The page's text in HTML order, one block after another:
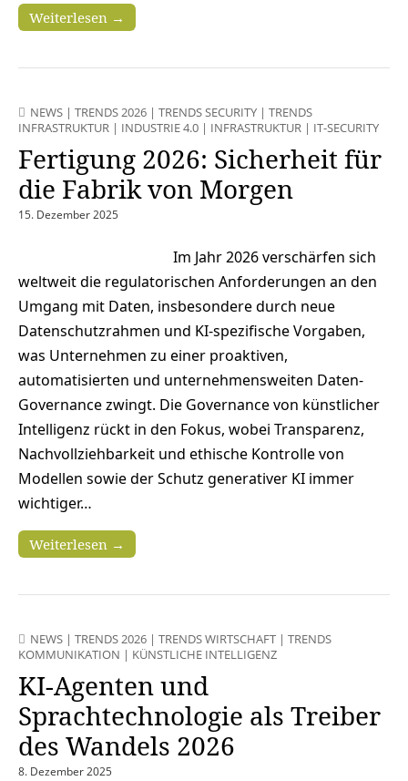
Weiterlesen →
NEWS | TRENDS 2026 | TRENDS SECURITY | TRENDS
INFRASTRUKTUR | INDUSTRIE 4.0 | INFRASTRUKTUR | IT-SECURITY
Fertigung 2026: Sicherheit für
die Fabrik von Morgen
15. Dezember 2025
Im Jahr 2026 verschärfen sich
weltweit die regulatorischen Anforderungen an den
Umgang mit Daten, insbesondere durch neue
Datenschutzrahmen und KI-spezifische Vorgaben,
was Unternehmen zu einer proaktiven,
automatisierten und unternehmensweiten Daten-
Governance zwingt. Die Governance von künstlicher
Intelligenz rückt in den Fokus, wobei Transparenz,
Nachvollziehbarkeit und ethische Kontrolle von
Modellen sowie der Schutz generativer KI immer
wichtiger…
Weiterlesen →
NEWS | TRENDS 2026 | TRENDS WIRTSCHAFT | TRENDS
KOMMUNIKATION | KÜNSTLICHE INTELLIGENZ
KI-Agenten und
Sprachtechnologie als Treiber
des Wandels 2026
8. Dezember 2025